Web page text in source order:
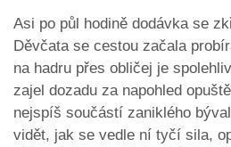
Asi po půl hodině dodávka se
Děvčata se cestou začala
na hadru přes obličej je
zajel dozadu za napohled
nejspíš součástí zaniklého
vidět, jak se vedle ní tyčí sila,